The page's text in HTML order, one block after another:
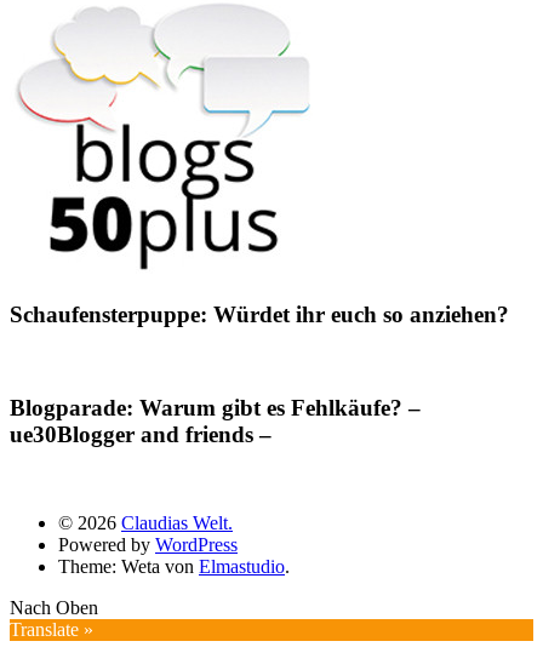
Schaufensterpuppe: Würdet ihr euch so anziehen?
Blogparade: Warum gibt es Fehlkäufe? –
ue30Blogger and friends –
© 2026 Claudias Welt.
Powered by WordPress
Theme: Weta von Elmastudio.
Nach Oben
Translate »